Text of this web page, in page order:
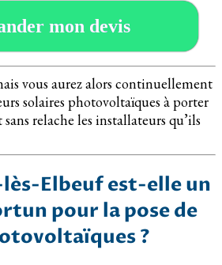
mon devis
vous aurez alors continuellement
solaires photovoltaïques à porter
relache les installateurs qu’ils
Elbeuf est-elle un
pour la pose de
?